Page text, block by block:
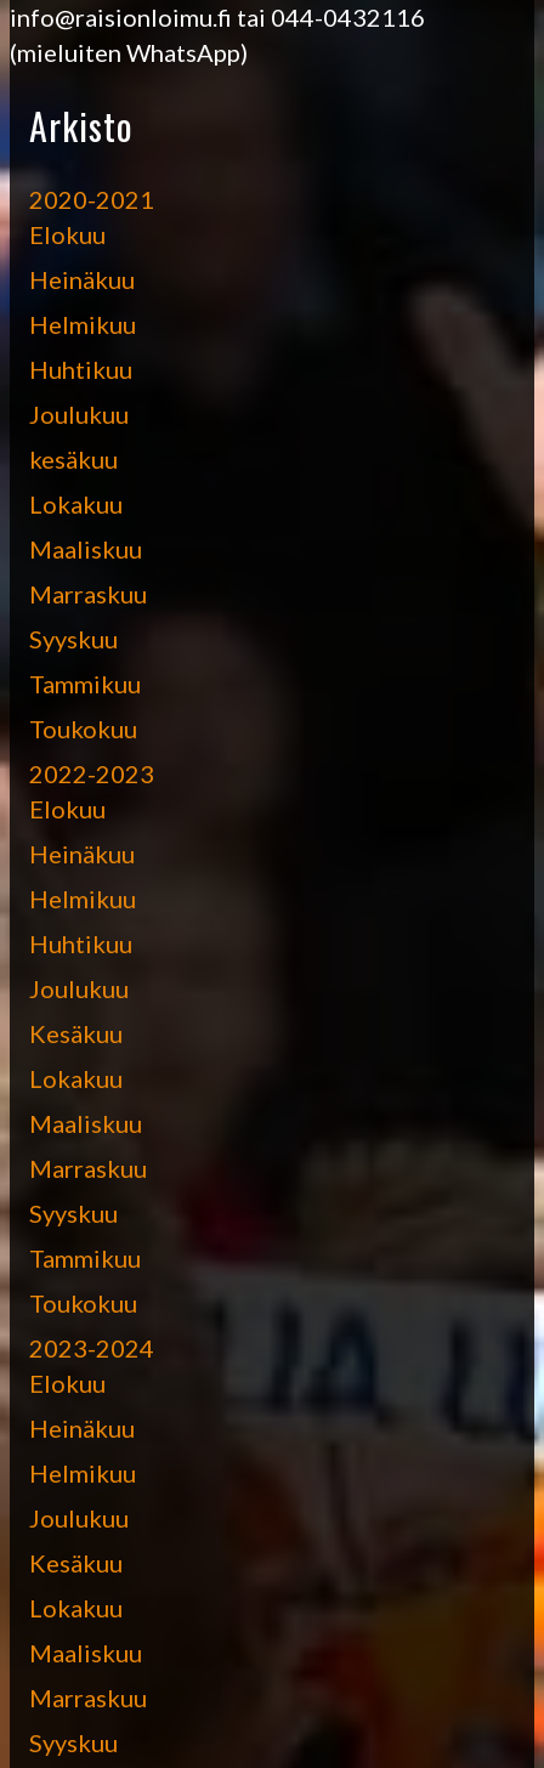
info@raisionloimu.fi tai 044-0432116
(mieluiten WhatsApp)
Arkisto
2020-2021
Elokuu
Heinäkuu
Helmikuu
Huhtikuu
Joulukuu
kesäkuu
Lokakuu
Maaliskuu
Marraskuu
Syyskuu
Tammikuu
Toukokuu
2022-2023
Elokuu
Heinäkuu
Helmikuu
Huhtikuu
Joulukuu
Kesäkuu
Lokakuu
Maaliskuu
Marraskuu
Syyskuu
Tammikuu
Toukokuu
2023-2024
Elokuu
Heinäkuu
Helmikuu
Joulukuu
Kesäkuu
Lokakuu
Maaliskuu
Marraskuu
Syyskuu